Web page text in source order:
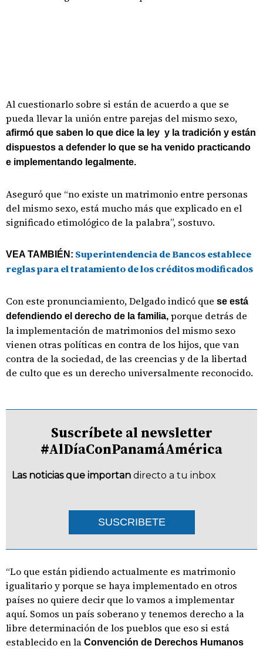
Al cuestionarlo sobre si están de acuerdo a que se
pueda llevar la unión entre parejas del mismo sexo,
afirmó que saben lo que dice la ley y la tradición y están
dispuestos a defender lo que se ha venido practicando
e implementando legalmente.
Aseguró que “no existe un matrimonio entre personas
del mismo sexo, está mucho más que explicado en el
significado etimológico de la palabra”, sostuvo.
VEA TAMBIÉN: Superintendencia de Bancos establece
reglas para el tratamiento de los créditos modificados
Con este pronunciamiento, Delgado indicó que se está
defendiendo el derecho de la familia, porque detrás de
la implementación de matrimonios del mismo sexo
vienen otras políticas en contra de los hijos, que van
contra de la sociedad, de las creencias y de la libertad
de culto que es un derecho universalmente reconocido.
Suscríbete al newsletter
#AlDíaConPanamáAmérica
Las noticias que importan directo a tu inbox
SUSCRIBETE
“Lo que están pidiendo actualmente es matrimonio
igualitario y porque se haya implementado en otros
países no quiere decir que lo vamos a implementar
aquí. Somos un país soberano y tenemos derecho a la
libre determinación de los pueblos que eso si está
establecido en la Convención de Derechos Humanos